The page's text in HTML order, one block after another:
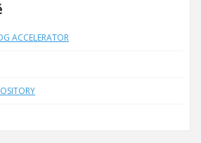
ACCELERATOR